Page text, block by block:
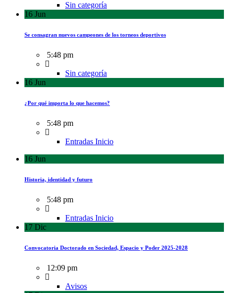
Sin categoría
16 Jun
Se consagran nuevos campeones de los torneos deportivos
5:48 pm
Sin categoría
16 Jun
¿Por qué importa lo que hacemos?
5:48 pm
Entradas Inicio
16 Jun
Historia, identidad y futuro
5:48 pm
Entradas Inicio
17 Dic
Convocatoria Doctorado en Sociedad, Espacio y Poder 2025-2028
12:09 pm
Avisos